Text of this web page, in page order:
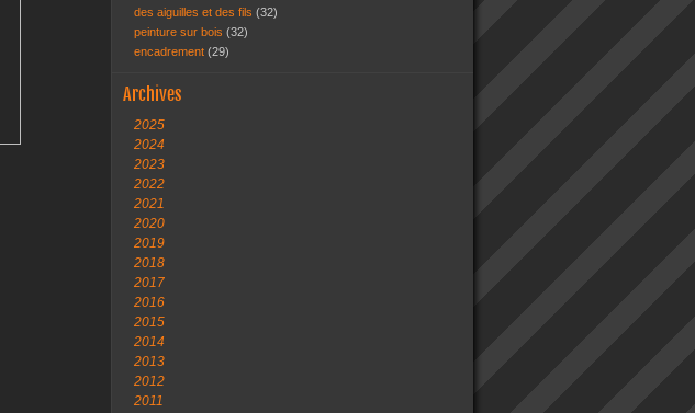
des aiguilles et des fils (32)
peinture sur bois (32)
encadrement (29)
Archives
2025
2024
2023
2022
2021
2020
2019
2018
2017
2016
2015
2014
2013
2012
2011